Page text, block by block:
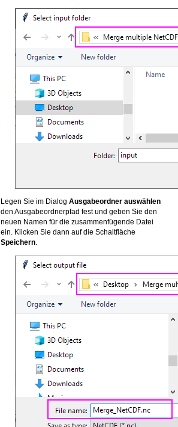
Legen Sie im Dialog Ausgabeordner auswählen
den Ausgabeordnerpfad fest und geben Sie den
neuen Namen für die zusammenfügende Datei
ein. Klicken Sie dann auf die Schaltfläche
Speichern.